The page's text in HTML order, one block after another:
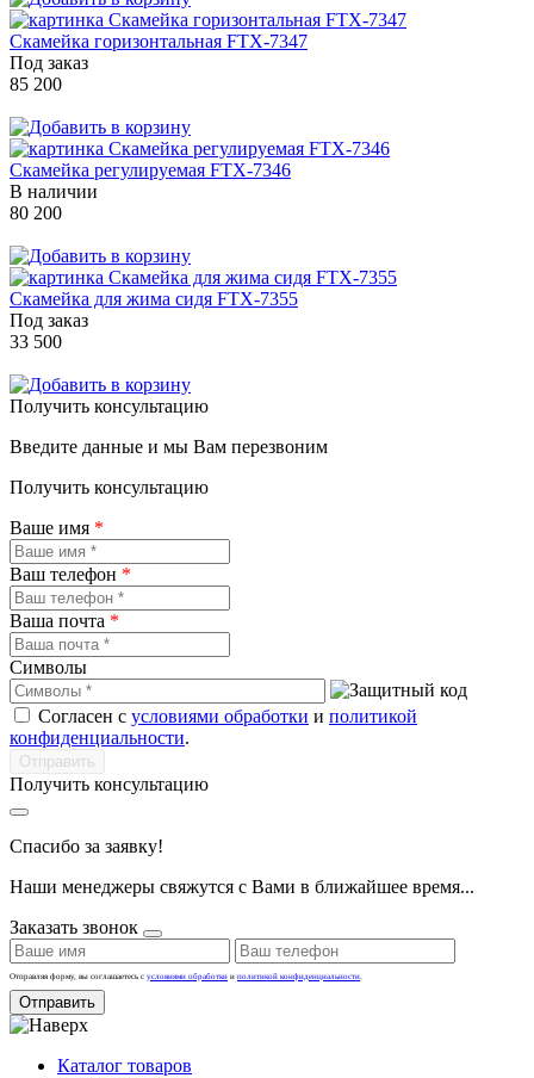
Скамейка горизонтальная FTX-7347
Под заказ
85 200
Скамейка регулируемая FTX-7346
В наличии
80 200
Скамейка для жима сидя FTX-7355
Под заказ
33 500
Получить консультацию
Введите данные и мы Вам перезвоним
Получить консультацию
Ваше имя *
Ваш телефон *
Ваша почта *
Символы
Согласен с условиями обработки и политикой
конфиденциальности.
Получить консультацию
Спасибо за заявку!
Наши менеджеры свяжутся с Вами в ближайшее время...
Заказать звонок
Отправляя форму, вы соглашаетесь с условиями обработки и политикой конфиденциальности.
Отправить
Каталог товаров